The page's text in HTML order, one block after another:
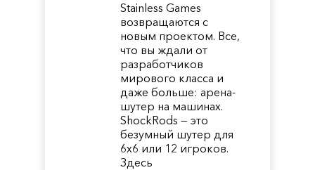
Stainless Games
возвращаются с
новым проектом. Все,
что вы ждали от
разработчиков
мирового класса и
даже больше: арена-
шутер на машинах.
ShockRods — это
безумный шутер для
6х6 или 12 игроков.
Здесь